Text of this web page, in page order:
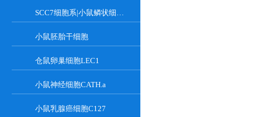
SCC7细胞系|小鼠鳞状细胞癌细胞
小鼠胚胎干细胞
仓鼠卵巢细胞LEC1
小鼠神经细胞CATH.a
小鼠乳腺癌细胞C127